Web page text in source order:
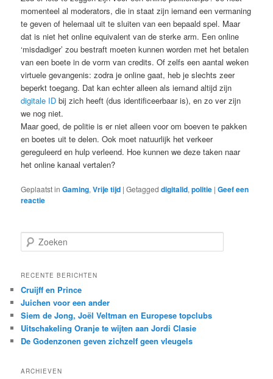
momenteel al moderators, die in staat zijn iemand een vermaning
te geven of helemaal uit te sluiten van een bepaald spel. Maar
dat is niet het online equivalent van de sterke arm. Een online
‘misdadiger’ zou bestraft moeten kunnen worden met het betalen
van een boete in de vorm van credits. Of zelfs een aantal weken
virtuele gevangenis: zodra je online gaat, heb je slechts zeer
beperkt toegang. Dat kan echter alleen als iemand altijd zijn
digitale ID bij zich heeft (dus identificeerbaar is), en zo ver zijn
we nog niet.
Maar goed, de politie is er niet alleen voor om boeven te pakken
en boetes uit te delen. Ook moet natuurlijk het verkeer
gereguleerd en hulp verleend. Hoe kunnen we deze taken naar
het online kanaal vertalen?
Geplaatst in Gaming,Vrije tijd |Getagged digitalid,politie |Geef een
reactie
o
k
n
RECENTE BERICHTEN
Cruijff en Prince
Juichen voor een ander
Siem de Jong, Joël Veltman en Europese topclubs
Uitschakeling Oranje te wijten aan Jordi Clasie
De Godenzonen geven zichzelf geen vleugels
ARCHIEVEN